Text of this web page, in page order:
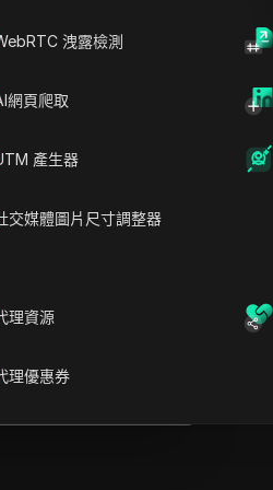
洩露檢測
網頁爬取
產生器
交媒體圖片尺寸調整器
理資源
理優惠券
中開啟
問
中開啟
文章內容
相關問題與答案